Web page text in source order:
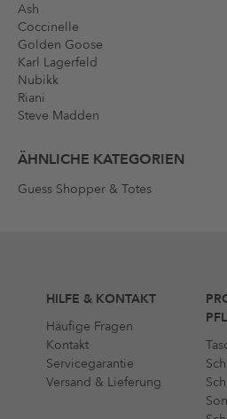
Ash
Coccinelle
Golden Goose
Karl Lagerfeld
Nubikk
Riani
Steve Madden
ÄHNLICHE KATEGORIEN
Guess Shopper & Totes
HILFE & KONTAKT
Häufige Fragen
Kontakt
Servicegarantie
Versand & Lieferung